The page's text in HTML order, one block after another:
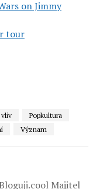
on Jimmy
tour
Popkultura
Význam
Majitel